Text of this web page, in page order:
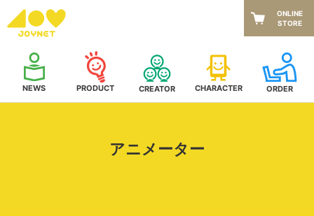
NEWS PRODUCT CREATOR CHARACTER ORDER
ONLINE
STORE
アニメーター